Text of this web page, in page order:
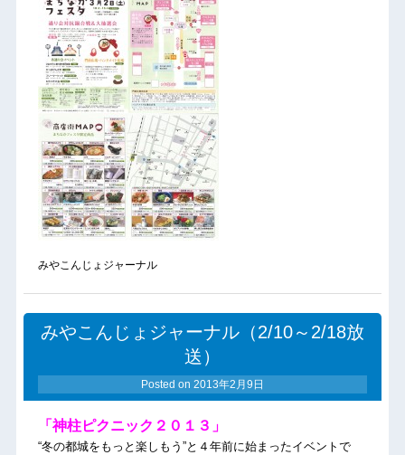
みやこんじょジャーナル
みやこんじょジャーナル（2/10～2/18放
送）
Posted on 2013年2月9日
「神柱ピクニック２０１３」
“冬の都城をもっと楽しもう”と４年前に始まったイベントで